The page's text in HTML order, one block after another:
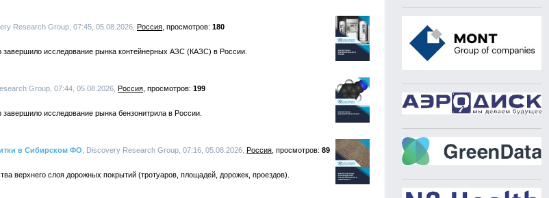
Research Group, 07:45, 05.08.2026, Россия 180
завершило исследование рынка контейнерных АЗС (КАЗС) в России.
Group, 07:44, 05.08.2026, Россия 199
исследование рынка бензонитрила в России.
в Сибирском ФО , Discovery Research Group, 07:16, 05.08.2026, Россия 89
верхнего слоя дорожных покрытий (тротуаров, площадей, дорожек, проездов).